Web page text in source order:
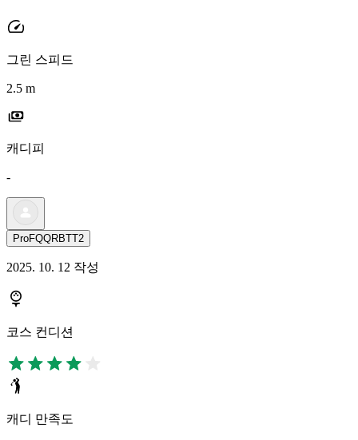
그린 스피드
2.5 m
캐디피
-
ProFQQRBTT2
2025. 10. 12 작성
코스 컨디션
캐디 만족도